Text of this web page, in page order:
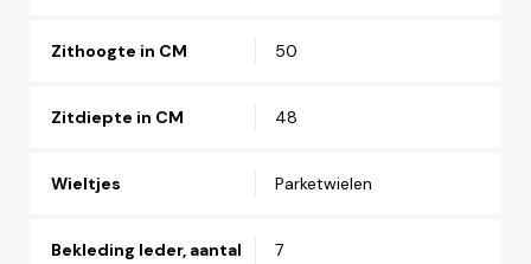
Postcode*
Woonplaats*
Let op: zorg dat alle velden met een * zijn ingevuld.
Zithoogte in CM 50
Zitdiepte in CM 48
Wieltjes Parketwielen
Bekleding leder, aantal
7